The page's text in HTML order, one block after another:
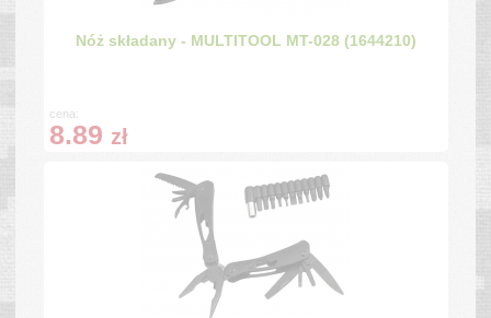
Nóż składany - MULTITOOL MT-028 (1644210)
cena:
8.89 zł